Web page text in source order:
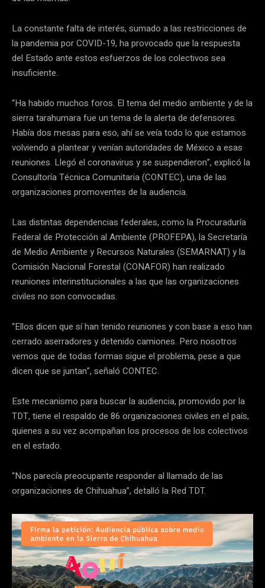
La constante falta de interés, sumado a las restricciones de
la pandemia por COVID-19, ha provocado que la respuesta
del Estado ante estos esfuerzos de los colectivos sea
insuficiente.
“Ha habido muchos foros. El tema del medio ambiente y de la
sierra tarahumara fue un tema de la alerta de defensores.
Había dos mesas para eso, ahí se veía todo lo que estamos
volviendo a plantear y venían autoridades de México a esas
reuniones. Llegó el coronavirus y se suspendieron”, explicó la
Consultoría Técnica Comunitaria (CONTEC), una de las
organizaciones promoventes de la audiencia.
Las distintas dependencias federales, como la Procuraduría
Federal de Protección al Ambiente (PROFEPA), la Secretaría
de Medio Ambiente y Recursos Naturales (SEMARNAT) y la
Comisión Nacional Forestal (CONAFOR) han realizado
reuniones interinstitucionales a las que las organizaciones
civiles no son convocadas.
“Ellos dicen que sí han tenido reuniones y con base a eso han
cerrado aserradores y detenido camiones. Pero nosotros
vemos que de todas formas sigue el problema, pese a que
dicen que se juntan”, señaló CONTEC.
Este mecanismo para buscar la audiencia, promovido por la
TDT, tiene el respaldo de 86 organizaciones civiles en el país,
quienes a su vez acompañan los procesos de los colectivos
en el estado.
“Nos parecía preocupante responder al llamado de las
organizaciones de Chihuahua”, detalló la Red TDT.